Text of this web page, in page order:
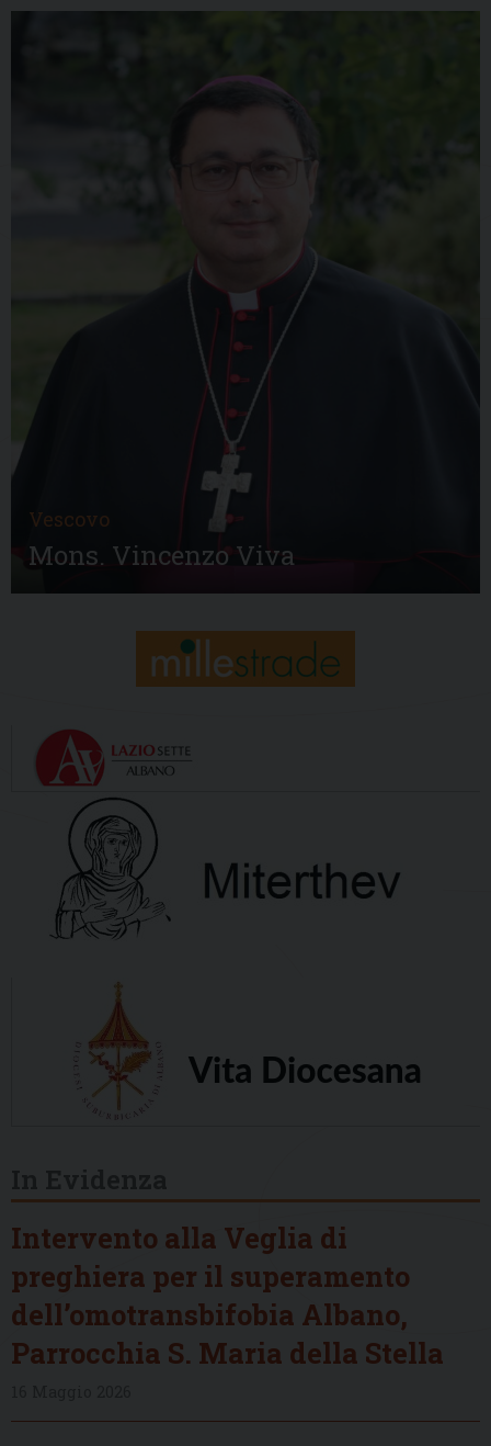
Vescovo
Mons. Vincenzo Viva
Intervento alla Veglia di
preghiera per il superamento
dell’omotransbifobia Albano,
Parrocchia S. Maria della Stella